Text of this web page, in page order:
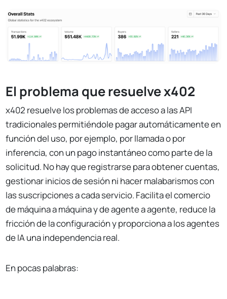
El problema que resuelve x402
x402 resuelve los problemas de acceso a las API
tradicionales permitiéndole pagar automáticamente en
función del uso, por ejemplo, por llamada o por
inferencia, con un pago instantáneo como parte de la
solicitud. No hay que registrarse para obtener cuentas,
gestionar inicios de sesión ni hacer malabarismos con
las suscripciones a cada servicio. Facilita el comercio
de máquina a máquina y de agente a agente, reduce la
fricción de la configuración y proporciona a los agentes
de IA una independencia real.
En pocas palabras: